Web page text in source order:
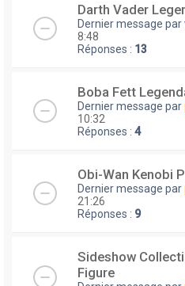
Darth Vader
Dernier message par
8:48
Réponses : 13
Boba Fett
Dernier message par
10:32
Réponses : 4
Obi-Wan Kenobi
Dernier message par
21:26
Réponses : 9
Sideshow
Figure